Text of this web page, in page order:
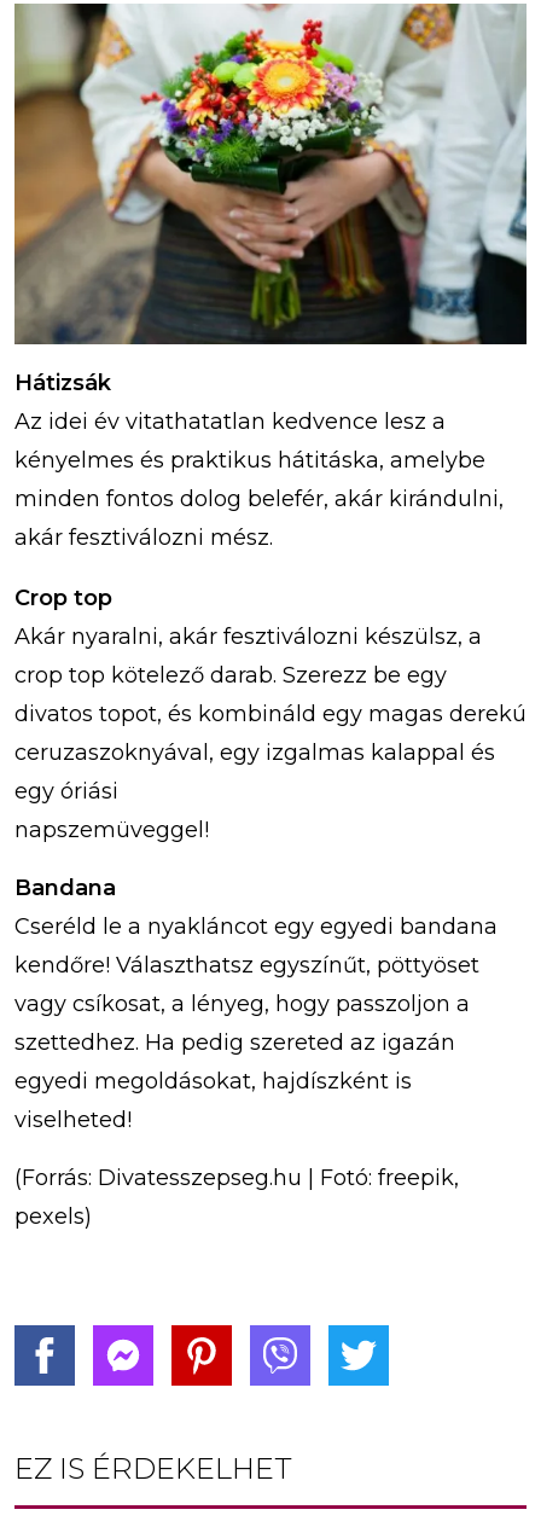
Hátizsák
Az idei év vitathatatlan kedvence lesz a
kényelmes és praktikus hátitáska, amelybe
minden fontos dolog belefér, akár kirándulni,
akár fesztiválozni mész.
Crop top
Akár nyaralni, akár fesztiválozni készülsz, a
crop top kötelező darab. Szerezz be egy
divatos topot, és kombináld egy magas derekú
ceruzaszoknyával, egy izgalmas kalappal és
egy óriási
napszemüveggel!
Bandana
Cseréld le a nyakláncot egy egyedi bandana
kendőre! Választhatsz egyszínűt, pöttyöset
vagy csíkosat, a lényeg, hogy passzoljon a
szettedhez. Ha pedig szereted az igazán
egyedi megoldásokat, hajdíszként is
viselheted!
(Forrás: Divatesszepseg.hu | Fotó: freepik,
pexels)
EZ IS ÉRDEKELHET